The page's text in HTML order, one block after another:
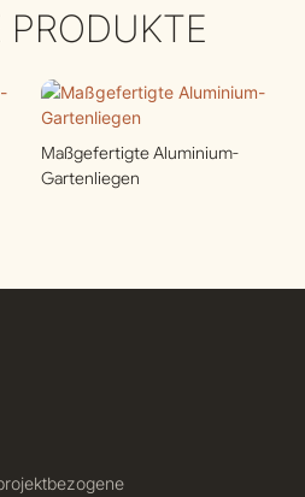
PRODUKTE
Maßgefertigte Aluminium-
Gartenliegen